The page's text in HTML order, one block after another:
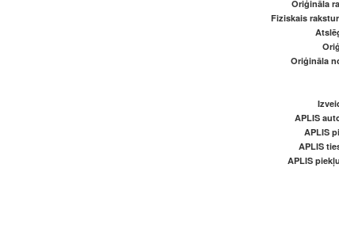
Oriģināla
Fiziskais
Oriģināla
APLIS
APLIS
APLIS
APLIS